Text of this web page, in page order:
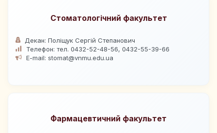
Стоматологічний факультет
Декан: Поліщук Сергій Степанович
Телефон: тел. 0432-52-48-56, 0432-55-39-66
E-mail: stomat@vnmu.edu.ua
Фармацевтичний факультет